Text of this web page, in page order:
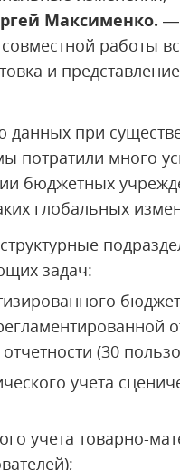
Максименко. —
работы
и
данных при
потратили много
бюджетных
глобальных
задач:
(30
учета
учета товарно-